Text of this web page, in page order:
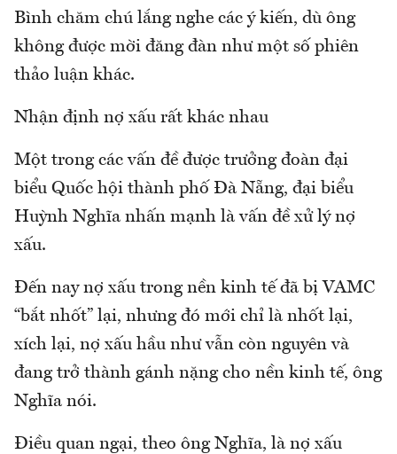
Bình chăm chú lắng nghe các ý kiến, dù ông
không được mời đăng đàn như một số phiên
thảo luận khác.
Nhận định nợ xấu rất khác nhau
Một trong các vấn đề được trưởng đoàn đại
biểu Quốc hội thành phố Đà Nẵng, đại biểu
Huỳnh Nghĩa nhấn mạnh là vấn đề xử lý nợ
xấu.
Đến nay nợ xấu trong nền kinh tế đã bị VAMC
“bắt nhốt” lại, nhưng đó mới chỉ là nhốt lại,
xích lại, nợ xấu hầu như vẫn còn nguyên và
đang trở thành gánh nặng cho nền kinh tế, ông
Nghĩa nói.
Điều quan ngại, theo ông Nghĩa, là nợ xấu